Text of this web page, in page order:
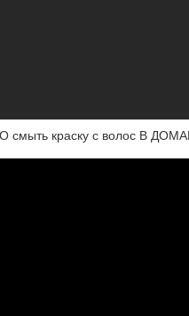
смыть краску с волос В